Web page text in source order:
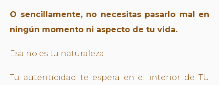
O sencillamente, no necesitas pasarlo mal en
ningún momento ni aspecto de tu vida.
Esa no es tu naturaleza.
Tu autenticidad te espera en el interior de TU